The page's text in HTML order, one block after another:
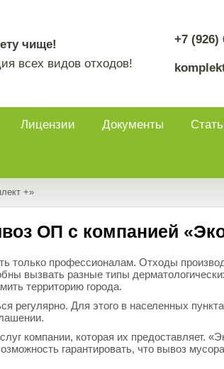
чище!
всех видов отходов!
+7 (926)
Лицензии Документы
+»
ОП с компанией
только профессионалам. Отходы
вызвать разные типы
территорию города.
Для этого в населенных
компании, которая их предоставляет.
гарантировать, что вывоз